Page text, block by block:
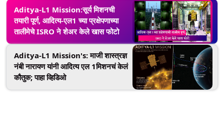
Aditya-L1 Mission:सूर्य मिशनची
तयारी पूर्ण, आदित्य-एल1 च्या प्रक्षेपणाच्या
तालीमेचे ISRO ने शेअर केले खास फोटो
Aditya-L1 Mission's: माजी शास्त्रज्ञ
नंबी नारायण यांनी आदित्य एल 1मिशनचं केलं
कौतुक; पाहा व्हिडिओ